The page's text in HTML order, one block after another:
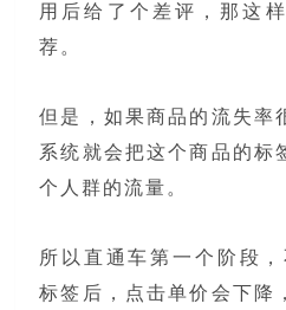
用后给了个差评，那这
荐。
但是，如果商品的流失率
系统就会把这个商品的标
个人群的流量。
所以直通车第一个阶段
标签后，点击单价会下降